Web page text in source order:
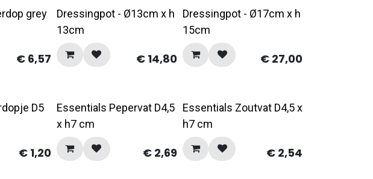
grey
€ 6,57
Dressingpot - Ø13cm x h
13cm
€ 14,80
Dressingpot - Ø17cm x h
15cm
€ 27,00
D5
€ 1,20
Essentials Pepervat D4,5
x h7 cm
€ 2,69
Essentials Zoutvat D4,5 x
h7 cm
€ 2,54